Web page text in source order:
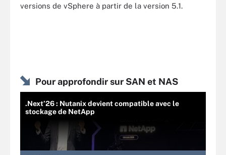
versions de vSphere à partir de la version 5.1.
Pour approfondir sur SAN et NAS
.Next’26 : Nutanix devient compatible avec le
stockage de NetApp